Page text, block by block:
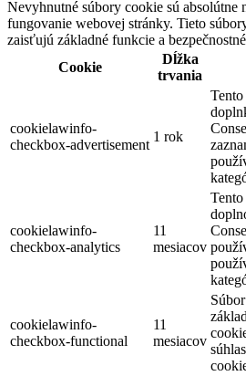
Nevyhnutné súbory cookie sú absolútne
fungovanie webovej stránky. Tieto
zaisťujú základné funkcie a
Cookie
Dĺžka
trvania
cookielawinfo-
checkbox-advertisement
1 rok
cookielawinfo-
checkbox-analytics
11
mesiacov
cookielawinfo-
checkbox-functional
11
mesiacov